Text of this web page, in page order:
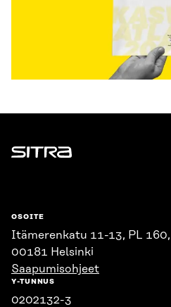
Sitra
OSOITE
Itämerenkatu 11-13, PL 160,
00181 Helsinki
Saapumisohjeet
Y-TUNNUS
0202132-3